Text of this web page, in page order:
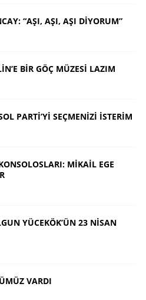
“AŞI, AŞI, AŞI DİYORUM”
BİR GÖÇ MÜZESİ LAZIM
PARTİ’Yİ SEÇMENİZİ İSTERİM
MİKAİL EGE
YÜCEKÖK’ÜN 23 NİSAN
VARDI